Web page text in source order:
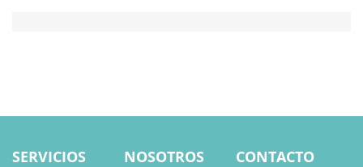
SERVICIOS NOSOTROS CONTACTO